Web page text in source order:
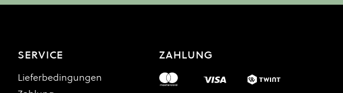
SERVICE
Lieferbedingungen
ZAHLUNG